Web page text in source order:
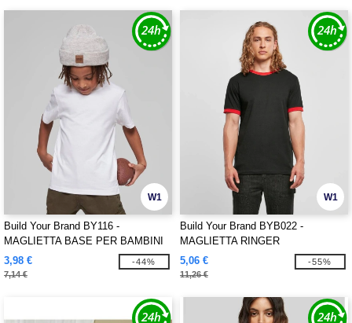
W1
Build Your Brand BY116 -
MAGLIETTA BASE PER BAMBINI
3,98 €
7,14 €
-44%
W1
Build Your Brand BYB022 -
MAGLIETTA RINGER
5,06 €
11,26 €
-55%